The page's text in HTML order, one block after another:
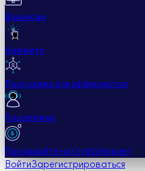
Вакансии
Нажмите
Программа для аффилиатов
Поддержка
Продавайте на Cryptohopper
ВойтиЗарегистрироваться